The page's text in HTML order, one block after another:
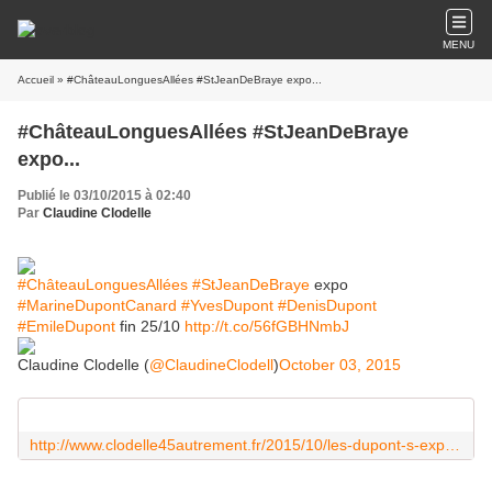
MENU
Accueil » #ChâteauLonguesAllées #StJeanDeBraye expo...
#ChâteauLonguesAllées #StJeanDeBraye
expo...
Publié le 03/10/2015 à 02:40
Par Claudine Clodelle
#ChâteauLonguesAllées #StJeanDeBraye expo
#MarineDupontCanard #YvesDupont #DenisDupont
#EmileDupont fin 25/10 http://t.co/56fGBHNmbJ
Claudine Clodelle (@ClaudineClodell)October 03, 2015